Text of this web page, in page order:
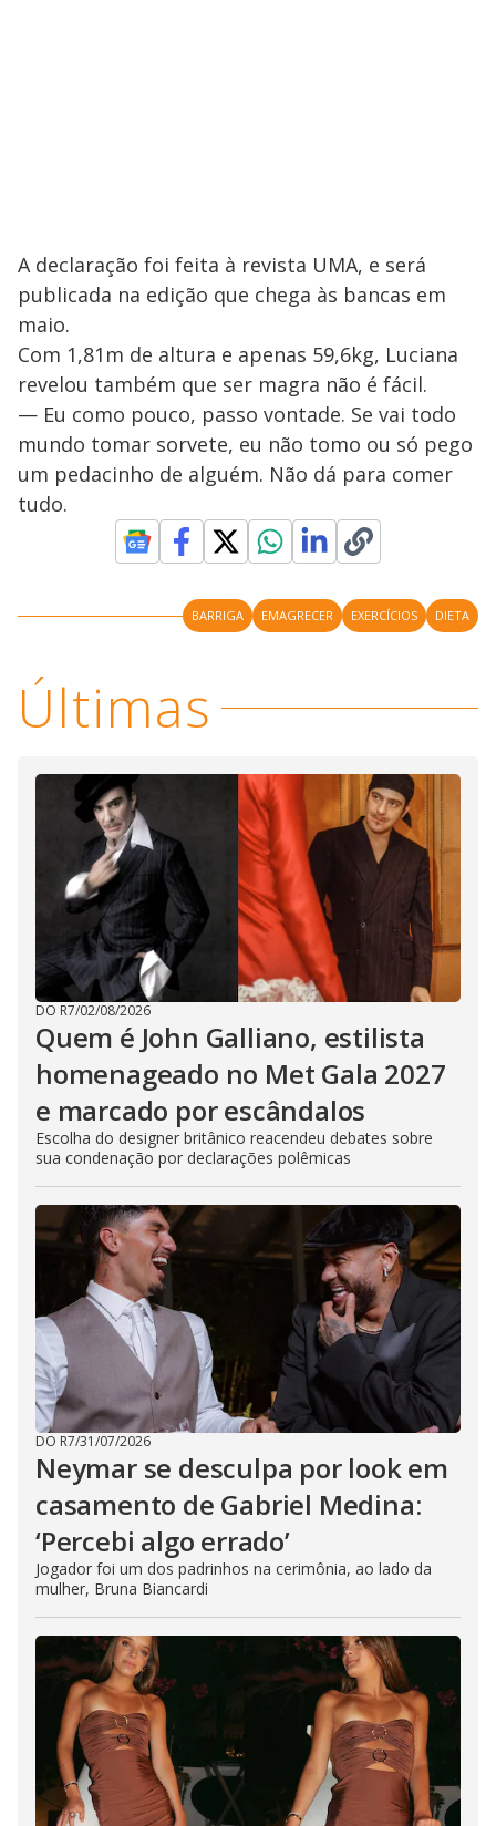
A declaração foi feita à revista UMA, e será
publicada na edição que chega às bancas em
maio.
Com 1,81m de altura e apenas 59,6kg, Luciana
revelou também que ser magra não é fácil.
— Eu como pouco, passo vontade. Se vai todo
mundo tomar sorvete, eu não tomo ou só pego
um pedacinho de alguém. Não dá para comer
tudo.
BARRIGA EMAGRECER EXERCÍCIOS DIETA
Últimas
DO R7/02/08/2026
Quem é John Galliano, estilista
homenageado no Met Gala 2027
e marcado por escândalos
Escolha do designer britânico reacendeu debates sobre
sua condenação por declarações polêmicas
DO R7/31/07/2026
Neymar se desculpa por look em
casamento de Gabriel Medina:
‘Percebi algo errado’
Jogador foi um dos padrinhos na cerimônia, ao lado da
mulher, Bruna Biancardi